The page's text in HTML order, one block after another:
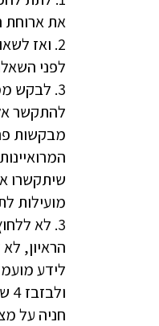
את ארוחת
2. ואז
לפני
3. לבקש
להתקשר
מבקשות
שיתקשרו
מועילות
3. לא
הראיון,
לידע
חניה על